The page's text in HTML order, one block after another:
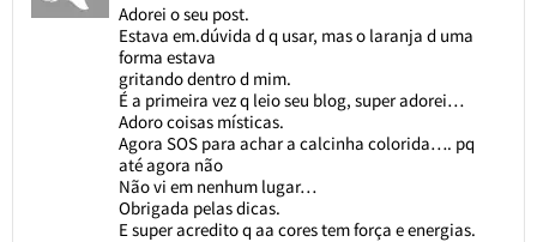
Adorei o seu post.
Estava em.dúvida d q usar, mas o laranja d uma
forma estava
gritando dentro d mim.
É a primeira vez q leio seu blog, super adorei…
Adoro coisas místicas.
Agora SOS para achar a calcinha colorida…. pq
até agora não
Não vi em nenhum lugar…
Obrigada pelas dicas.
E super acredito q aa cores tem força e energias.